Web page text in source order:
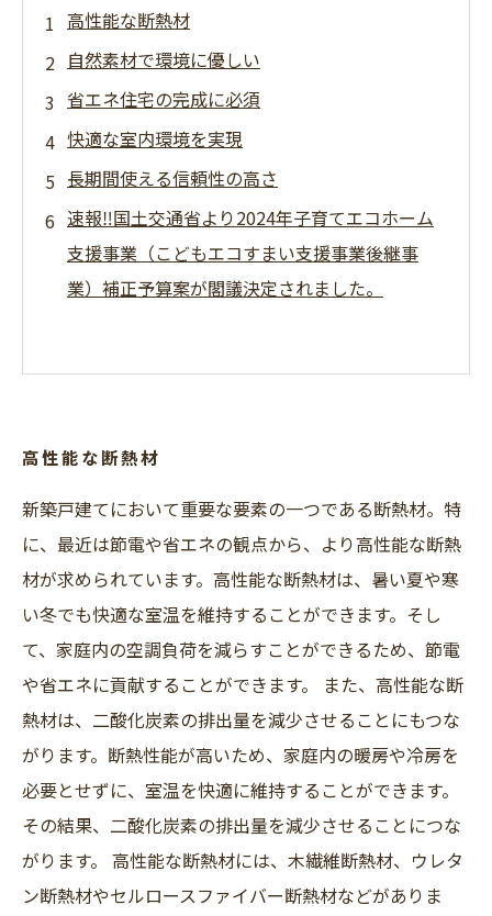
高性能な断熱材
自然素材で環境に優しい
省エネ住宅の完成に必須
快適な室内環境を実現
長期間使える信頼性の高さ
速報‼国土交通省より2024年子育てエコホーム
支援事業（こどもエコすまい支援事業後継事
業）補正予算案が閣議決定されました。
高性能な断熱材
新築戸建てにおいて重要な要素の一つである断熱材。特
に、最近は節電や省エネの観点から、より高性能な断熱
材が求められています。高性能な断熱材は、暑い夏や寒
い冬でも快適な室温を維持することができます。そし
て、家庭内の空調負荷を減らすことができるため、節電
や省エネに貢献することができます。 また、高性能な断
熱材は、二酸化炭素の排出量を減少させることにもつな
がります。断熱性能が高いため、家庭内の暖房や冷房を
必要とせずに、室温を快適に維持することができます。
その結果、二酸化炭素の排出量を減少させることにつな
がります。 高性能な断熱材には、木繊維断熱材、ウレタ
ン断熱材やセルロースファイバー断熱材などがありま